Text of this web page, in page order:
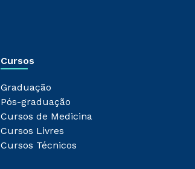
Cursos
Graduação
Pós-graduação
Cursos de Medicina
Cursos Livres
Cursos Técnicos